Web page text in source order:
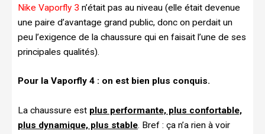
Nike Vaporfly 3 n’était pas au niveau (elle était devenue
une paire d’avantage grand public, donc on perdait un
peu l’exigence de la chaussure qui en faisait l’une de ses
principales qualités).
Pour la Vaporfly 4 : on est bien plus conquis.
La chaussure est plus performante, plus confortable,
plus dynamique, plus stable. Bref : ça n’a rien à voir